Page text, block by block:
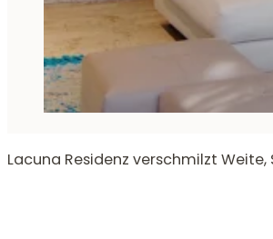
Lacuna Residenz verschmilzt